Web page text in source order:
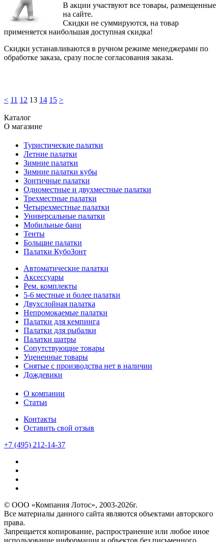
В акции участвуют все товары, размещенные
на сайте.
Скидки не суммируются, на товар
применяется наибольшая доступная скидка!
Скидки устанавливаются в ручном режиме менеджерами по
обработке заказа, сразу после согласования заказа.
< 11 12 13 14 15 >
Каталог
О магазине
Туристические палатки
Летние палатки
Зимние палатки
Зимние палатки кубы
Зонтичные палатки
Одноместные и двухместные палатки
Трехместные палатки
Четырехместные палатки
Универсальные палатки
Мобильные бани
Тенты
Большие палатки
Палатки КубоЗонт
Автоматические палатки
Аксессуары
Рем. комплекты
5-6 местные и более палатки
Двухслойная палатка
Непромокаемые палатки
Палатки для кемпинга
Палатки для рыбалки
Палатки шатры
Сопутствующие товары
Уцененные товары
Снятые с производства нет в наличии
Дождевики
О компании
Статьи
Контакты
Оставить свой отзыв
+7 (495) 212-14-37
© ООО «Компания Лотос», 2003-2026г.
Все материалы данного сайта являются объектами авторского
права.
Запрещается копирование, распространение или любое иное
использование информации и объектов без письменного